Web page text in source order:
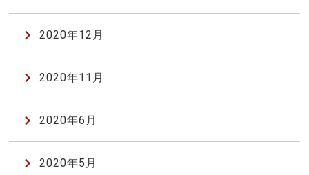
2020年12月
2020年11月
2020年6月
2020年5月